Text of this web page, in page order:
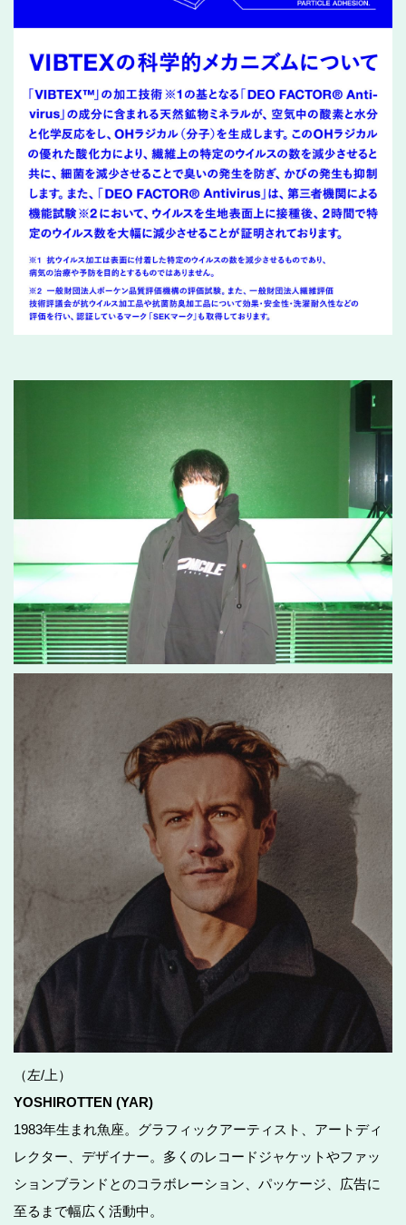
（左/上）
YOSHIROTTEN (YAR)
1983年生まれ魚座。グラフィックアーティスト、アートディ
レクター、デザイナー。多くのレコードジャケットやファッ
ションブランドとのコラボレーション、パッケージ、広告に
至るまで幅広く活動中。